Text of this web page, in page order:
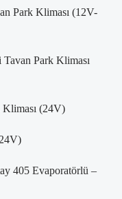
Park Kliması (12V-
Park Kliması
(24V)
405 Evaporatörlü –